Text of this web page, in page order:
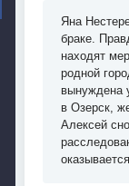
Яна
браке.
находят
родной
вынуждена
в Озерск,
Алексей